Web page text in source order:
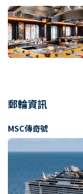
郵輪資訊
MSC傳奇號